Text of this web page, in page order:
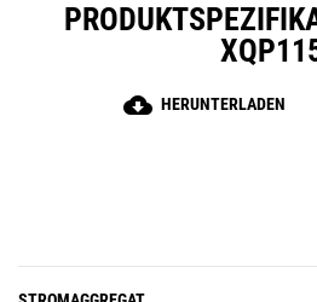
cloud_download HERUNTERLADEN